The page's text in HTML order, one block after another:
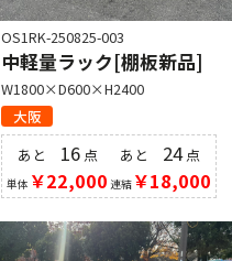
OS1RK-250825-003
中軽量ラック[棚板新品]
W1800×D600×H2400
大阪
あと 16点
単体 ￥22,000
あと 24点
連結￥18,000